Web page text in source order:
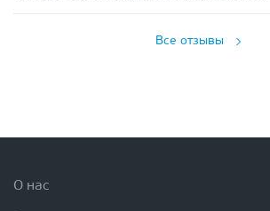
Все отзывы
О нас